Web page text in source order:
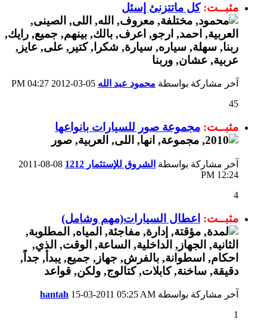
مثبــت: كل ماتتزنئ إسئل
آخر مشاركة بواسطة محمود عبد الله
04:27 PM
45
مثبــت: مجموعة صور للسيارات بانواعها
آخر مشاركة بواسطة الشروق للإستثمار 1212
12:24 PM
4
مثبــت: اعطال السيارات(مهم وشامل)
آخر مشاركة بواسطة hantah 15-03-2011 05:25 AM
1